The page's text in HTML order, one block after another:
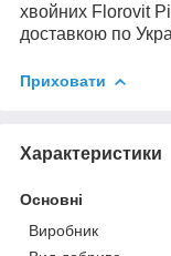
хвойних Florovit
доставкою по
Приховати
Характеристики
Основні
Виробник